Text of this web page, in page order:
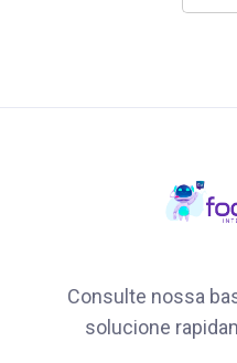
Consulte nossa
solucione